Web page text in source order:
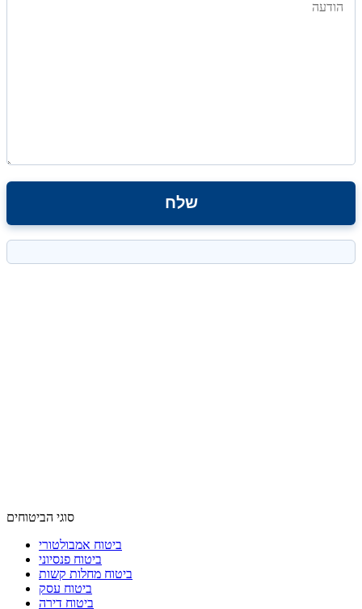
סוגי הביטוחים
ביטוח אמבולטורי
ביטוח פנסיוני
ביטוח מחלות קשות
ביטוח עסק
ביטוח דירה